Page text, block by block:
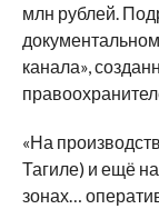
млн рублей.
канала»,
«На
Тагиле) и ещё
зонах…